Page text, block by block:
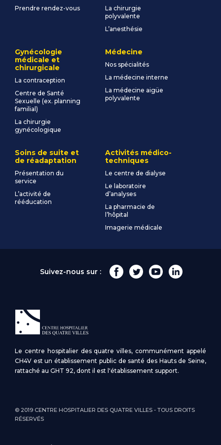
Prendre rendez-vous
La chirurgie
polyvalente
L’anesthésie
Gynécologie
médicale et
chirurgicale
La contraception
Centre de Santé
Sexuelle (ex. planning
familial)
La chirurgie
gynécologique
Médecine
Nos spécialités
La médecine interne
La médecine aigüe
polyvalente
Soins de suite et
de réadaptation
Présentation du
service
L’activité de
rééducation
Activités médico-
techniques
Le centre de dialyse
Le laboratoire
d’analyses
La pharmacie de
l’hôpital
Imagerie médicale
Suivez-nous sur :
Le centre hospitalier des quatre villes, communément appelé
CH4V est un établissement public de santé des Hauts de Seine,
rattaché au GHT 92, dont il est l'établissement support.
© 2019 CENTRE HOSPITALIER DES QUATRE VILLES - TOUS DROITS
RÉSERVÉS